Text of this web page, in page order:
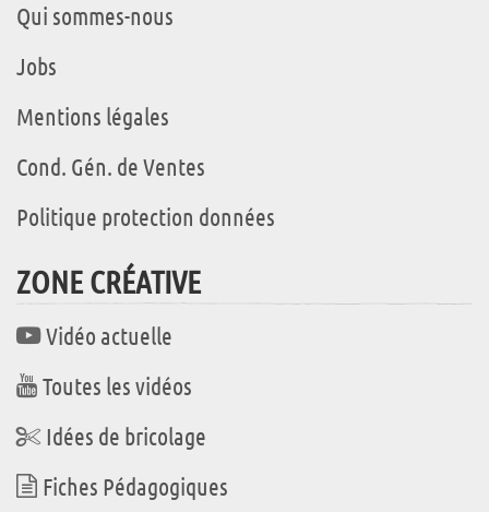
Qui sommes-nous
Jobs
Mentions légales
Cond. Gén. de Ventes
Politique protection données
ZONE CRÉATIVE
Vidéo actuelle
Toutes les vidéos
Idées de bricolage
Fiches Pédagogiques